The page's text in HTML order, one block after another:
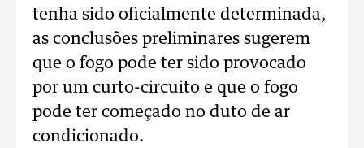
tenha sido oficialmente determinada,
as conclusões preliminares sugerem
que o fogo pode ter sido provocado
por um curto-circuito e que o fogo
pode ter começado no duto de ar
condicionado.